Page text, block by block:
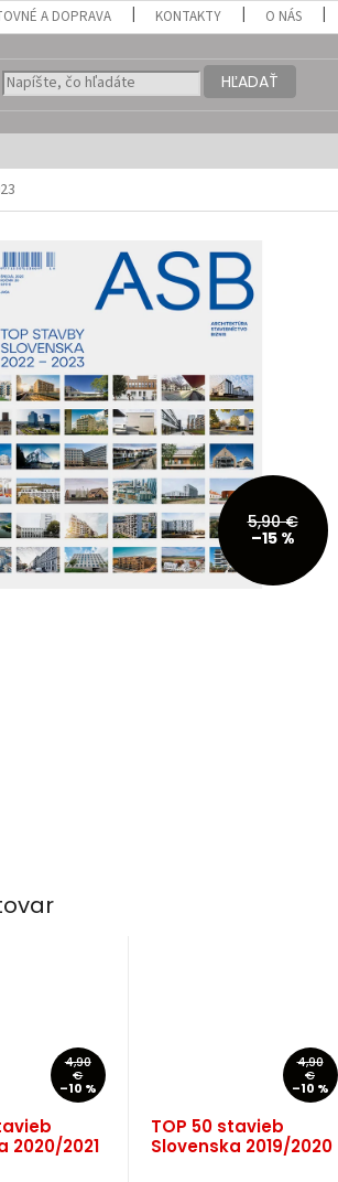
A DOPRAVA KONTAKTY O NÁS
HĽADAŤ
5,90 €
–15 %
4,90
€
–10 %
2020/2021
4,90
€
–10 %
TOP 50 stavieb
Slovenska 2019/2020